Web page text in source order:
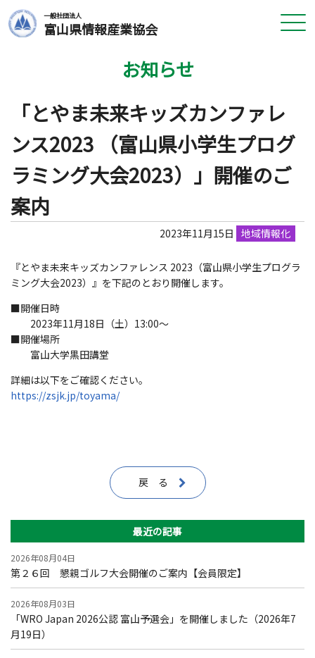
一般社団法人
富山県情報産業協会
お知らせ
「とやま未来キッズカンファレ
ンス2023 （富山県小学生プログ
ラミング大会2023）」開催のご
案内
2023年11月15日 地域情報化
『とやま未来キッズカンファレンス 2023（富山県小学生プログラ
ミング大会2023）』を下記のとおり開催します。
■開催日時
2023年11月18日（土）13:00～
■開催場所
富山大学黒田講堂
詳細は以下をご確認ください。
https://zsjk.jp/toyama/
戻 る
最近の記事
2026年08月04日
第２６回 懇親ゴルフ大会開催のご案内【会員限定】
2026年08月03日
「WRO Japan 2026公認 富山予選会」を開催しました（2026年7
月19日）